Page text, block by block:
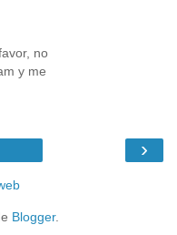
no
y me
›
Blogger.